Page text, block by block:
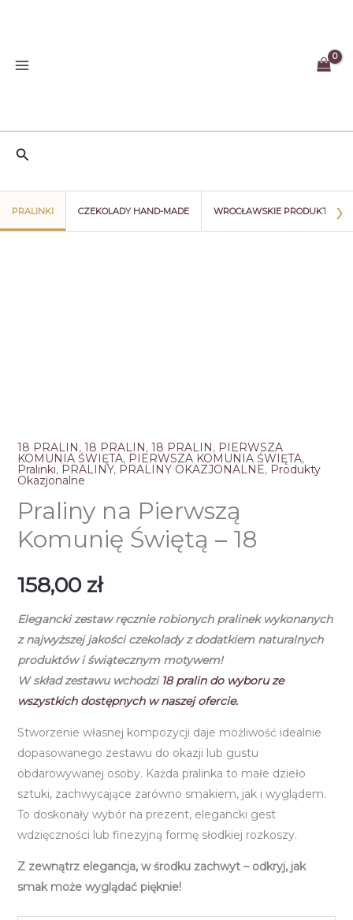
Szukaj
PRALINKI CZEKOLADY HAND-MADE WROCŁAWSKIE PRODUKTY ›
18 PRALIN, 18 PRALIN, 18 PRALIN, PIERWSZA
KOMUNIA ŚWIĘTA, PIERWSZA KOMUNIA ŚWIĘTA,
Pralinki, PRALINY, PRALINY OKAZJONALNE, Produkty
Okazjonalne
Praliny na Pierwszą
Komunię Świętą – 18
158,00 zł
Elegancki zestaw ręcznie robionych pralinekwykonanych
z najwyższej jakości czekoladyz dodatkiem naturalnych
produktów i świątecznym motywem!
W skład zestawu wchodzi18pralin do wyboru ze
wszystkich dostępnych w naszej ofercie.
Stworzenie własnej kompozycji daje możliwość idealnie
dopasowanego zestawu do okazji lub gustu
obdarowywanej osoby. Każda pralinka to małe dzieło
sztuki, zachwycające zarówno smakiem, jak i wyglądem.
To doskonały wybór na prezent, elegancki gest
wdzięczności lub finezyjną formę słodkiej rozkoszy.
Z zewnątrz elegancja, w środku zachwyt – odkryj, jak
smak może wyglądać pięknie!